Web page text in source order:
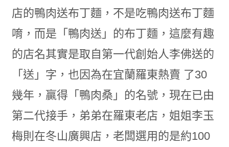
店的鴨肉送布丁麵，不是吃鴨肉送布丁麵
唷，而是「鴨肉送」的布丁麵，這麼有趣
的店名其實是取自第一代創始人李佛送的
「送」字，也因為在宜蘭羅東熱賣 了30
幾年，贏得「鴨肉桑」的名號，現在已由
第二代接手，弟弟在羅東老店，姐姐李玉
梅則在冬山廣興店，老闆選用的是約100